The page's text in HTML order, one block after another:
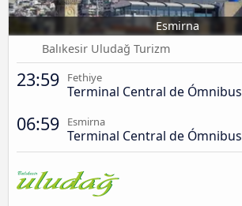
Esmirna
Balıkesir Uludağ Turizm
23:59 Fethiye
Terminal Central de Ómnibus
06:59 Esmirna
Terminal Central de Ómnibus